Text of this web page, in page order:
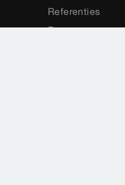
Referenties
Pers